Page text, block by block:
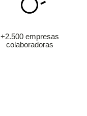
+2.500 empresas
colaboradoras